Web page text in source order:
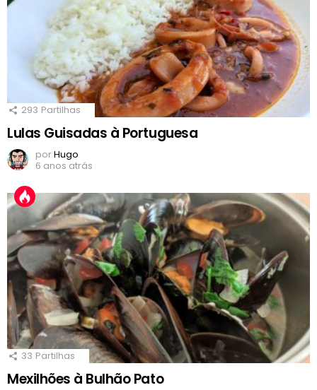
293 Partilhas
Lulas Guisadas à Portuguesa
porHugo
6 anos atrás
33 Partilhas
Mexilhões à Bulhão Pato